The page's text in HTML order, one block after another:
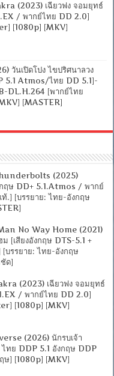
(2023) เฉียวฟง จอมยุทธ์
/ พากย์ไทย DD 2.0]
[1080p] [MKV]
วันเปิดโปง ไขปริศนาลวง
5.1 Atmos/ไทย DD 5.1]-
DL.H.264 [พากย์ไทย
[MASTER]
(2025)
กฤษ DD+ 5.1.Atmos / พากย์
.] [บรรยาย: ไทย-อังกฤษ
No Way Home (2021)
ม [เสียงอังกฤษ DTS-5.1 +
บรรยาย: ไทย-อังกฤษ
ด]
(2023) เฉียวฟง จอมยุทธ์
/ พากย์ไทย DD 2.0]
[1080p] [MKV]
(2026) นักรบเจ้า
ทย DDP 5.1 อังกฤษ DDP
ษ] [1080p] [MKV]